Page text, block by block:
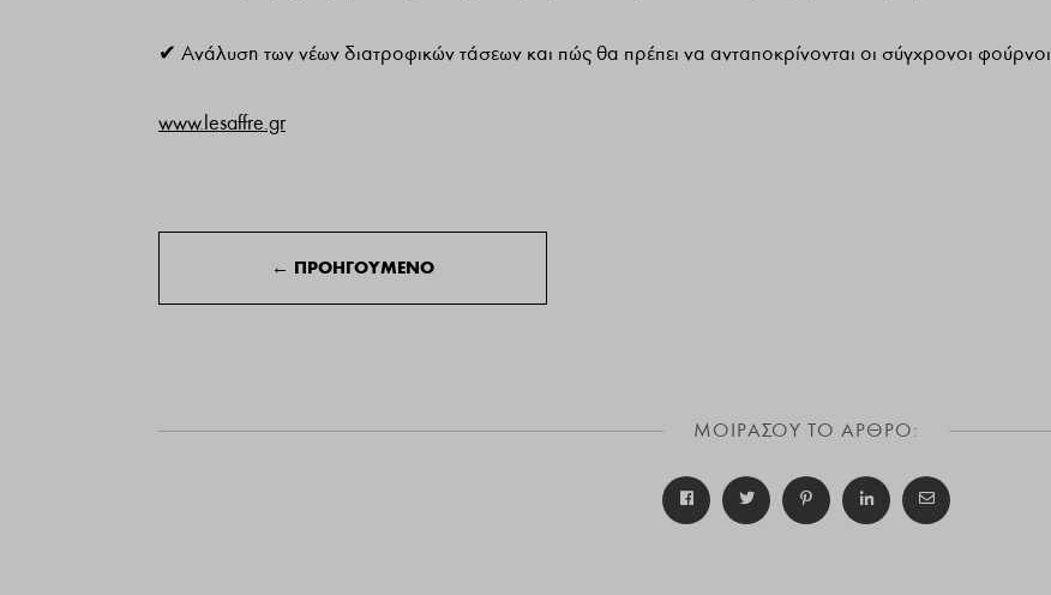
✔ Ανάλυση των νέων διατροφικών τάσεων και πώς θα πρέπει να ανταποκρίνονται οι σύγχρονοι φούρνοι
www.lesaffre.gr
← ΠΡΟΗΓΟΥΜΕΝΟ
ΜΟΙΡΑΣΟΥ ΤΟ ΑΡΘΡΟ: